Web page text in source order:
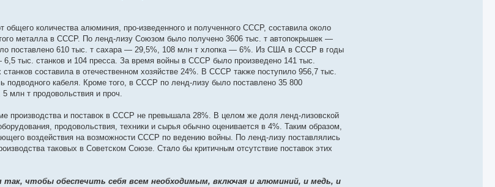
количества алюминия, про-изведенного и полученного СССР, составила около
металла в СССР. По ленд-лизу Союзом было получено 3606 тыс. т автопокрышек —
поставлено 610 тыс. т сахара — 29,5%, 108 млн т хлопка — 6%. Из США в СССР в годы
тыс. станков и 104 пресса. За время войны в СССР было произведено 141 тыс.
составила в отечественном хозяйстве 24%. В СССР также поступило 956,7 тыс.
кабеля. Кроме того, в СССР по ленд-лизу было поставлено 35 800
млн т продовольствия и проч.
производства и поставок в СССР не превышала 28%. В целом же доля ленд-лизовской
продовольствия, техники и сырья обычно оценивается в 4%. Таким образом,
воздействия на возможности СССР по ведению войны. По ленд-лизу поставлялись
таковых в Советском Союзе. Стало бы критичным отсутствие поставок этих
чтобы обеспечить себя всем необходимым, включая и алюминий, и медь, и